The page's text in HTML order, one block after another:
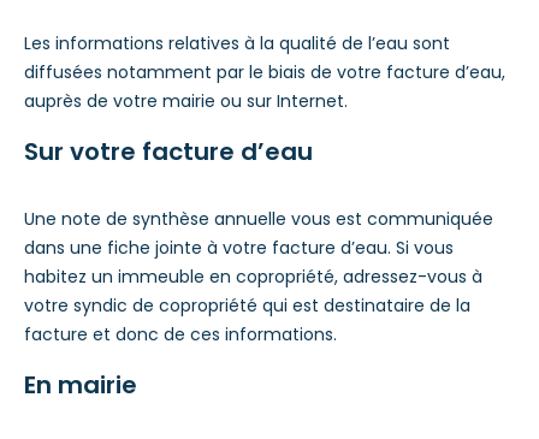
Les informations relatives à la qualité de l’eau sont
diffusées notamment par le biais de votre facture d’eau,
auprès de votre mairie ou sur Internet.
Sur votre facture d’eau
Une note de synthèse annuelle vous est communiquée
dans une fiche jointe à votre facture d’eau. Si vous
habitez un immeuble en copropriété, adressez-vous à
votre syndic de copropriété qui est destinataire de la
facture et donc de ces informations.
En mairie